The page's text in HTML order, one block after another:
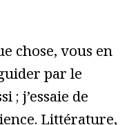
chose, vous en
par le
; j’essaie de